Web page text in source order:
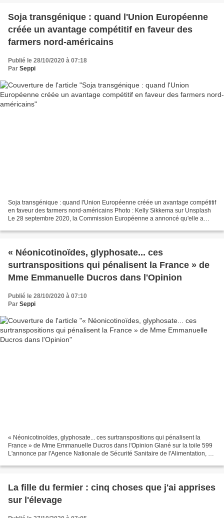
Soja transgénique : quand l'Union Européenne
créée un avantage compétitif en faveur des
farmers nord-américains
Publié le 28/10/2020 à 07:18
Par Seppi
Soja transgénique : quand l'Union Européenne créée un avantage compétitif
en faveur des farmers nord-américains Photo : Kelly Sikkema sur Unsplash
Le 28 septembre 2020, la Commission Européenne a annoncé qu'elle a
« Néonicotinoïdes, glyphosate... ces
surtranspositions qui pénalisent la France » de
Mme Emmanuelle Ducros dans l'Opinion
Publié le 28/10/2020 à 07:10
Par Seppi
« Néonicotinoïdes, glyphosate... ces surtranspositions qui pénalisent la
France » de Mme Emmanuelle Ducros dans l'Opinion Glané sur la toile 599
L'annonce par l'Agence Nationale de Sécurité Sanitaire de l'Alimentation, de
La fille du fermier : cinq choses que j'ai apprises
sur l'élevage